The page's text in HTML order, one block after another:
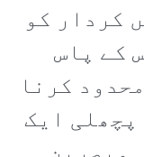
کردار کو
کے پاس
کرنا
ایک